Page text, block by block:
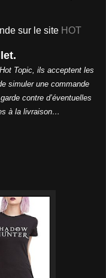
sur le site HOT
Topic, ils acceptent les
simuler une commande
contre d’éventuelles
à la livraison…